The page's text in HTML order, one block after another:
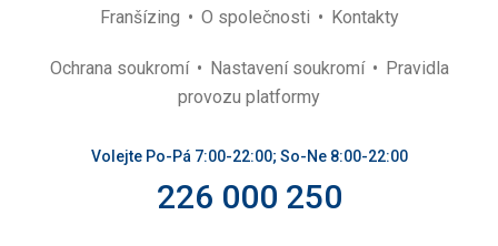
Franšízing
O společnosti Kontakty
Ochrana soukromí Nastavení soukromí
Pravidla
provozu platformy
Volejte Po-Pá 7:00-22:00; So-Ne 8:00-22:00
226 000 250